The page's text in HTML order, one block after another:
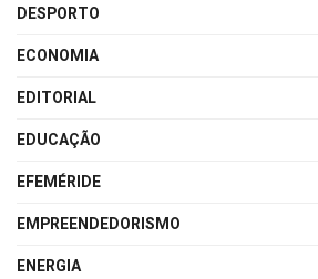
DESPORTO
ECONOMIA
EDITORIAL
EDUCAÇÃO
EFEMÉRIDE
EMPREENDEDORISMO
ENERGIA